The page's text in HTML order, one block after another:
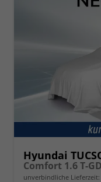
Hyundai
unverbindliche Lieferzeit: